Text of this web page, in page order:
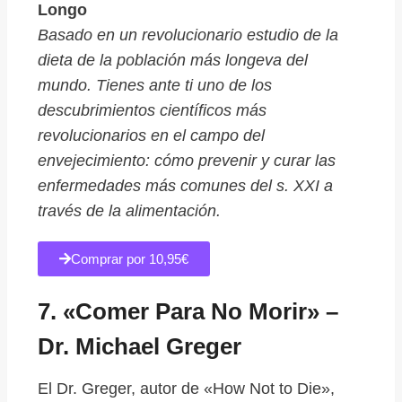
Longo
Basado en un revolucionario estudio de la
dieta de la población más longeva del
mundo. Tienes ante ti uno de los
descubrimientos científicos más
revolucionarios en el campo del
envejecimiento: cómo prevenir y curar las
enfermedades más comunes del s. XXI a
través de la alimentación.
Comprar por 10,95€
7. «Comer Para No Morir» –
Dr. Michael Greger
El Dr. Greger, autor de «How Not to Die»,